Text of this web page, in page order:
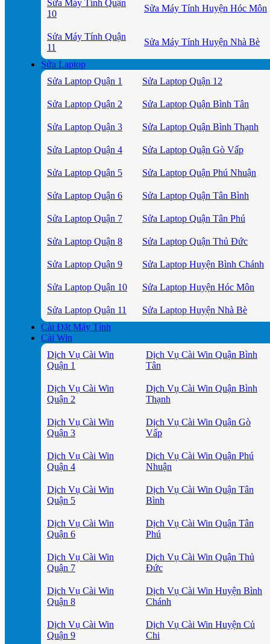
Sửa Máy Tính Quận
10
Sửa Máy Tính Huyện Hóc Môn
Sửa Máy Tính Quận
11
Sửa Máy Tính Huyện Nhà Bè
Sửa Laptop
Sửa Laptop Quận 1
Sửa Laptop Quận 12
Sửa Laptop Quận 2 Sửa Laptop Quận Bình Tân
Sửa Laptop Quận 3 Sửa Laptop Quận Bình Thạnh
Sửa Laptop Quận 4 Sửa Laptop Quận Gò Vấp
Sửa Laptop Quận 5 Sửa Laptop Quận Phú Nhuận
Sửa Laptop Quận 6 Sửa Laptop Quận Tân Bình
Sửa Laptop Quận 7 Sửa Laptop Quận Tân Phú
Sửa Laptop Quận 8 Sửa Laptop Quận Thủ Đức
Sửa Laptop Quận 9 Sửa Laptop Huyện Bình Chánh
Sửa Laptop Quận 10 Sửa Laptop Huyện Hóc Môn
Sửa Laptop Quận 11
Sửa Laptop Huyện Nhà Bè
Cài Đặt Máy Tính
Cài Win
Dịch Vụ Cài Win
Quận 1
Dịch Vụ Cài Win Quận Bình
Tân
Dịch Vụ Cài Win
Quận 2
Dịch Vụ Cài Win Quận Bình
Thạnh
Dịch Vụ Cài Win
Quận 3
Dịch Vụ Cài Win Quận Gò
Vấp
Dịch Vụ Cài Win
Quận 4
Dịch Vụ Cài Win Quận Phú
Nhuận
Dịch Vụ Cài Win
Quận 5
Dịch Vụ Cài Win Quận Tân
Bình
Dịch Vụ Cài Win
Quận 6
Dịch Vụ Cài Win Quận Tân
Phú
Dịch Vụ Cài Win
Quận 7
Dịch Vụ Cài Win Quận Thủ
Đức
Dịch Vụ Cài Win
Quận 8
Dịch Vụ Cài Win Huyện Bình
Chánh
Dịch Vụ Cài Win
Quận 9
Dịch Vụ Cài Win Huyện Củ
Chi